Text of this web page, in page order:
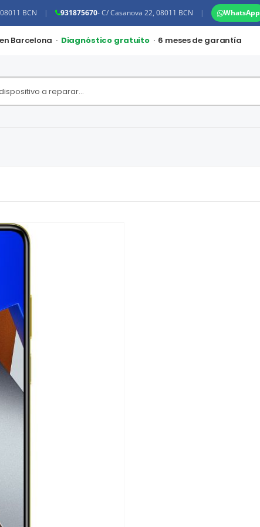
BCN | 931875670- C/ Casanova 22, 08011 BCN | WhatsApp
Barcelona · Diagnóstico gratuito · 6 meses de garantía